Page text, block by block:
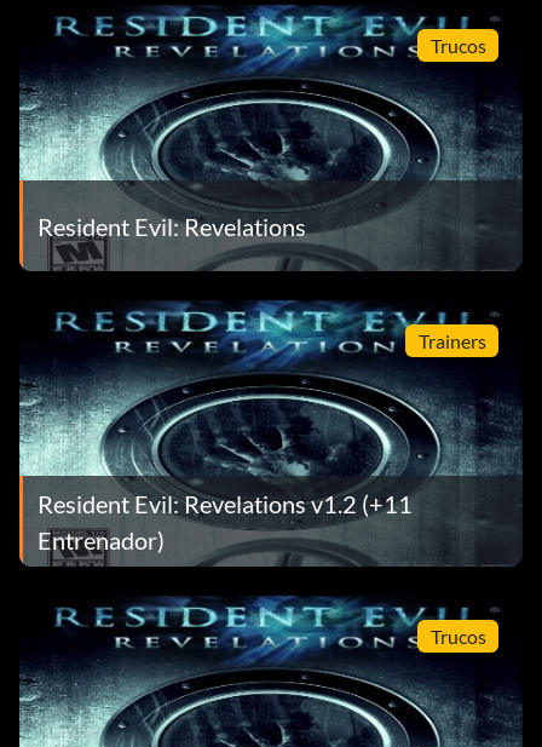
Trucos
Resident Evil: Revelations
Trainers
Resident Evil: Revelations v1.2 (+11
Entrenador)
Trucos